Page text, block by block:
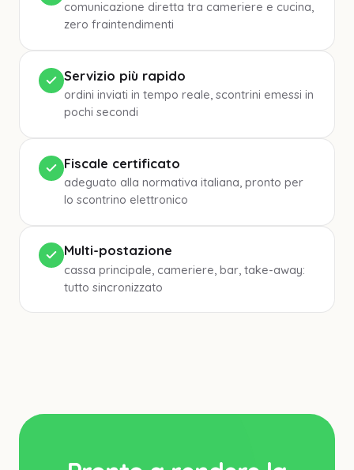
comunicazione diretta tra cameriere e cucina,
zero fraintendimenti
Servizio più rapido
ordini inviati in tempo reale, scontrini emessi in
pochi secondi
Fiscale certificato
adeguato alla normativa italiana, pronto per
lo scontrino elettronico
Multi-postazione
cassa principale, cameriere, bar, take-away:
tutto sincronizzato